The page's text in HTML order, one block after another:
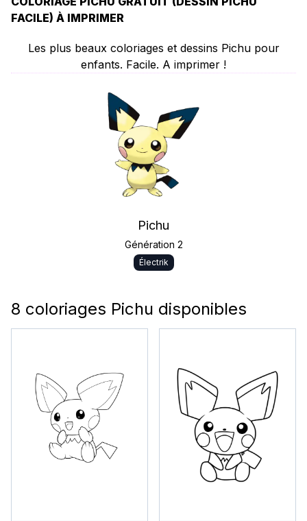
FACILE) À IMPRIMER
Les plus beaux coloriages et dessins Pichu pour
enfants. Facile. A imprimer !
Pichu
Génération 2
Électrik
8 coloriages Pichu disponibles